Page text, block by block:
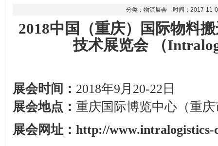
分类：物流展会 时间：2017-
2018中国（重庆）国际物料
技术展览会
（
展会时间： 2018年9月 20-22 日
展会地点： 重庆国际博览中心（重
展会网址： http://www.intralogistics-